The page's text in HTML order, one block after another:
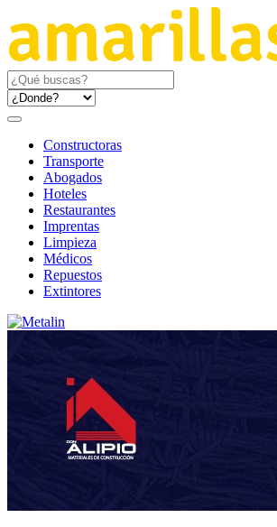
Constructoras
Transporte
Abogados
Hoteles
Restaurantes
Imprentas
Limpieza
Médicos
Repuestos
Extintores